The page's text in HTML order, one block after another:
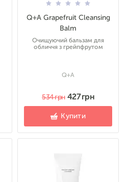
Q+A Grapefruit Cleansing
Balm
Очищуючий бальзам для
обличчя з грейпфрутом
Q+A
534 грн 427 грн
Купити